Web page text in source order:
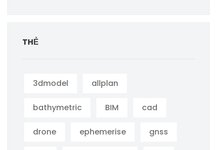
THẺ
3dmodel allplan
bathymetric BIM cad
drone ephemerise gnss